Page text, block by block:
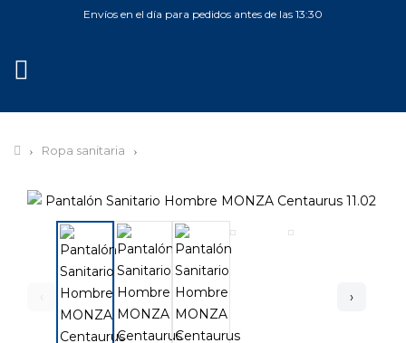
Envíos en el día para pedidos antes de las 13:30
Ropa sanitaria
›